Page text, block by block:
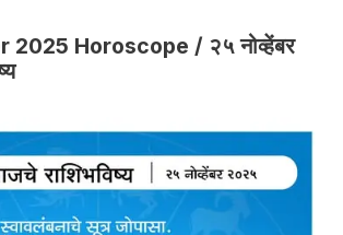
2025 Horoscope / २५ नोव्हेंबर